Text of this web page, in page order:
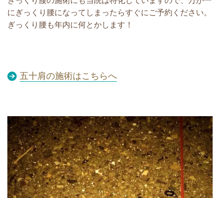
にぎっくり腰になってしまったらすぐにご予約ください。
ぎっくり腰も年内に何とかします！
五十肩の施術はこちらへ